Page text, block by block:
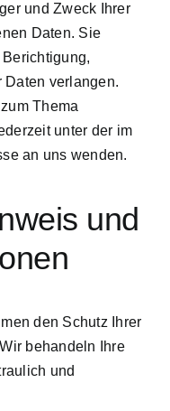
und Zweck Ihrer
Daten. Sie
Daten verlangen.
Thema
unter der im
an uns wenden.
und
den Schutz Ihrer
behandeln Ihre
und